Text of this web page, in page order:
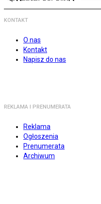
KONTAKT
O nas
Kontakt
Napisz do nas
REKLAMA I PRENUMERATA
Reklama
Ogłoszenia
Prenumerata
Archiwum